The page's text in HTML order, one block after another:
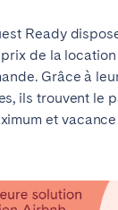
Ready
de la
Grâce à
ils trouvent le
et